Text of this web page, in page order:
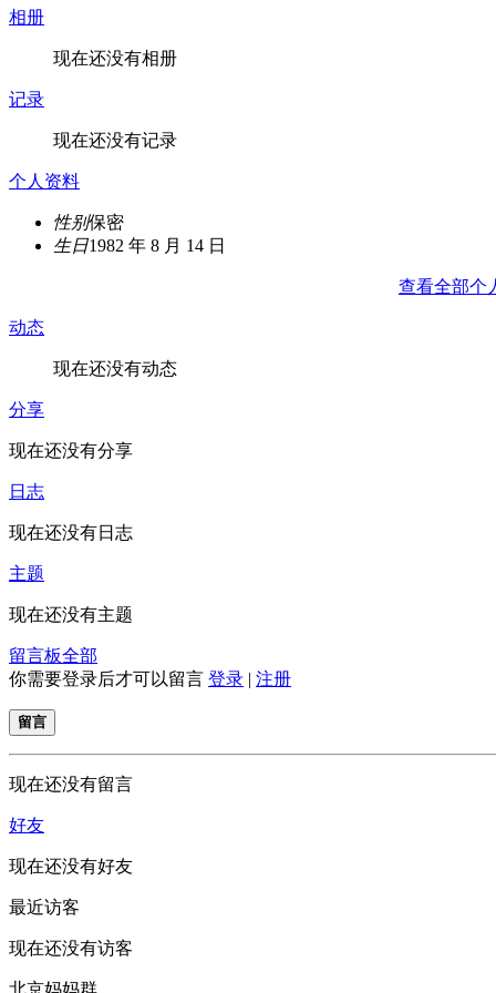
相册
现在还没有相册
记录
现在还没有记录
个人资料
性别保密
生日1982 年 8 月 14 日
查看全部个
动态
现在还没有动态
分享
现在还没有分享
日志
现在还没有日志
主题
现在还没有主题
留言板全部
你需要登录后才可以留言 登录 | 注册
留言
现在还没有留言
好友
现在还没有好友
最近访客
现在还没有访客
北京妈妈群